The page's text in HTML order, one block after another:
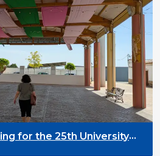
for the 25th University